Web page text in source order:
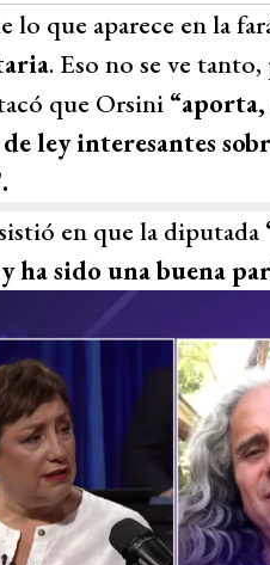
lo que aparece en la
. Eso no se ve
que Orsini
ley interesantes
en que la diputada
ha sido una buena